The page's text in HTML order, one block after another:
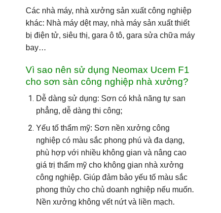
Các nhà máy, nhà xưởng sản xuất công nghiệp
khác: Nhà máy dệt may, nhà máy sản xuất thiết
bị điện tử, siêu thị, gara ô tô, gara sửa chữa máy
bay…
Vì sao nên sử dụng Neomax Ucem F1
cho sơn sàn công nghiệp nhà xưởng?
Dễ dàng sử dụng: Sơn có khả năng tự san
phẳng, dễ dàng thi công;
Yếu tố thẩm mỹ: Sơn nền xưởng công
nghiệp có màu sắc phong phú và đa dạng,
phù hợp với nhiều không gian và nâng cao
giá trị thẩm mỹ cho không gian nhà xưởng
công nghiệp. Giúp đảm bảo yếu tố màu sắc
phong thủy cho chủ doanh nghiệp nếu muốn.
Nền xưởng không vết nứt và liền mạch.